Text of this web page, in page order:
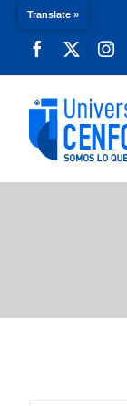
Translate »